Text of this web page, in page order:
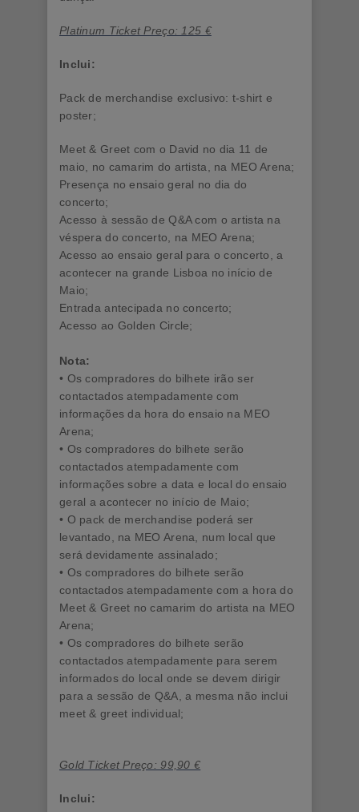
Platinum Ticket Preço: 125 €
Inclui:
Pack de merchandise exclusivo: t-shirt e
poster;
Meet & Greet com o David no dia 11 de
maio, no camarim do artista, na MEO Arena;
Presença no ensaio geral no dia do
concerto;
Acesso à sessão de Q&A com o artista na
véspera do concerto, na MEO Arena;
Acesso ao ensaio geral para o concerto, a
acontecer na grande Lisboa no início de
Maio;
Entrada antecipada no concerto;
Acesso ao Golden Circle;
Nota:
• Os compradores do bilhete irão ser
contactados atempadamente com
informações da hora do ensaio na MEO
Arena;
• Os compradores do bilhete serão
contactados atempadamente com
informações sobre a data e local do ensaio
geral a acontecer no início de Maio;
• O pack de merchandise poderá ser
levantado, na MEO Arena, num local que
será devidamente assinalado;
• Os compradores do bilhete serão
contactados atempadamente com a hora do
Meet & Greet no camarim do artista na MEO
Arena;
• Os compradores do bilhete serão
contactados atempadamente para serem
informados do local onde se devem dirigir
para a sessão de Q&A, a mesma não inclui
meet & greet individual;
Gold Ticket Preço: 99,90 €
Inclui: